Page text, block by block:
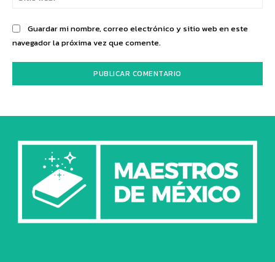
Guardar mi nombre, correo electrónico y sitio web en este
navegador la próxima vez que comente.